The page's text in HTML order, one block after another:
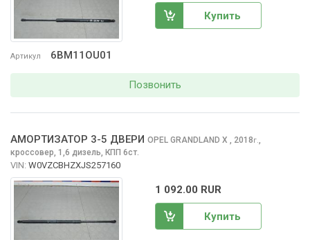
Артикул 6BM11OU01
Купить
Позвонить
АМОРТИЗАТОР 3-5 ДВЕРИ OPEL GRANDLAND X , 2018г.,
кроссовер, 1,6 дизель, КПП 6ст.
VIN: W0VZCBHZXJS257160
1 092.00 RUR
Купить